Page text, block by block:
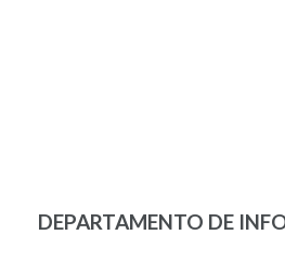
DEPARTAMENTO DE